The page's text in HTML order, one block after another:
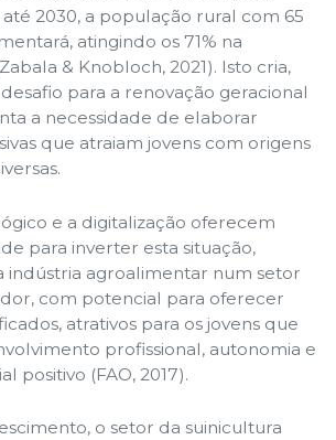
até 2030, a população rural com 65
atingindo os 71% na
& Knobloch, 2021). Isto cria,
para a renovação geracional
a necessidade de elaborar
que atraiam jovens com origens
e a digitalização oferecem
para inverter esta situação,
indústria agroalimentar num setor
com potencial para oferecer
atrativos para os jovens que
profissional, autonomia e
positivo (FAO, 2017).
o setor da suinicultura